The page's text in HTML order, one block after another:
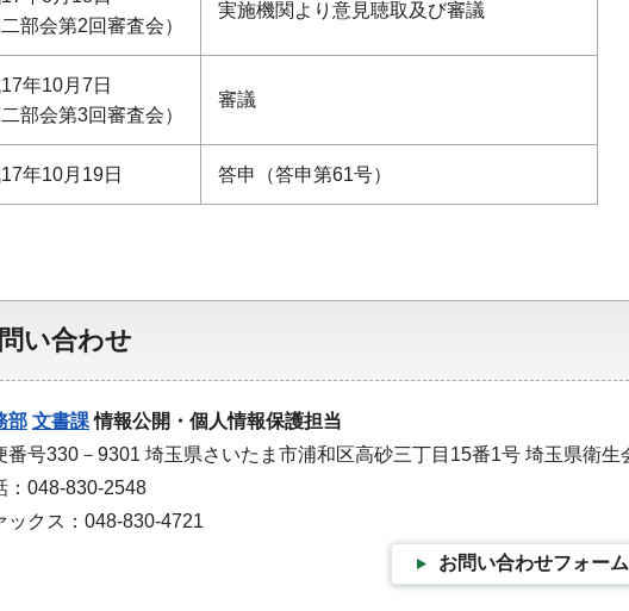
二部会第2回審査会）
実施機関より意見聴取及び審議
年10月7日
二部会第3回審査会）
審議
年10月19日 答申（答申第61号）
い合わせ
部 文書課情報公開・個人情報保護担当
番号330－9301 埼玉県さいたま市浦和区高砂三丁目15番1号 埼玉県衛生
：048-830-2548
ックス：048-830-4721
お問い合わせフォーム